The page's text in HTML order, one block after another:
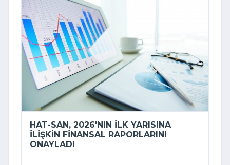
HAT-SAN, 2026'NIN ILK YARISINA
ILIŞKIN FINANSAL RAPORLARINI
ONAYLADI